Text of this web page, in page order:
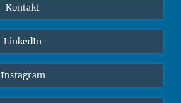
Kontakt
LinkedIn
Instagram